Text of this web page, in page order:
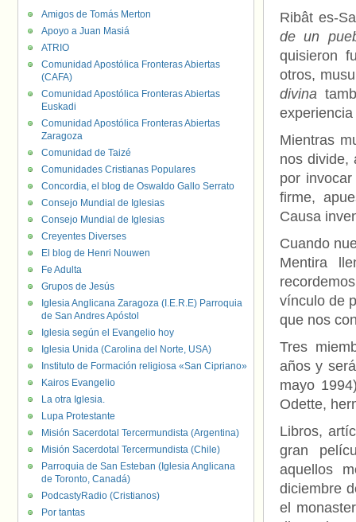
Ribât es-
de un
quisieron
otros,
divina
Mientras
nos divide,
por
firme,
Causa
Cuando
Mentira
vínculo de
que nos
Tres
años y
mayo
Odette,
Libros,
gran
aquellos
diciembre
el
Amigos de Tomás Merton
Apoyo a Juan Masiá
ATRIO
Comunidad Apostólica Fronteras Abiertas
(CAFA)
Comunidad Apostólica Fronteras Abiertas
Euskadi
Comunidad Apostólica Fronteras Abiertas
Zaragoza
Comunidad de Taizé
Comunidades Cristianas Populares
Concordia, el blog de Oswaldo Gallo Serrato
Consejo Mundial de Iglesias
Consejo Mundial de Iglesias
Creyentes Diverses
El blog de Henri Nouwen
Fe Adulta
Grupos de Jesús
Iglesia Anglicana Zaragoza (I.E.R.E) Parroquia
de San Andres Apóstol
Iglesia según el Evangelio hoy
Iglesia Unida (Carolina del Norte, USA)
Instituto de Formación religiosa «San Cipriano»
Kairos Evangelio
La otra Iglesia.
Lupa Protestante
Misión Sacerdotal Tercermundista (Argentina)
Misión Sacerdotal Tercermundista (Chile)
Parroquia de San Esteban (Iglesia Anglicana
de Toronto, Canadá)
PodcastyRadio (Cristianos)
Por tantas